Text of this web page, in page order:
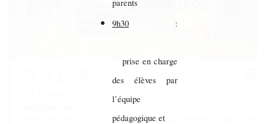
parents
9h30 :
prise en charge
des élèves par
l’équipe
pédagogique et